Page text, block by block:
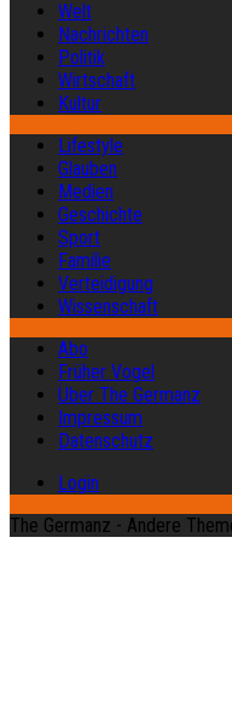
Welt
Nachrichten
Politik
Wirtschaft
Kultur
Lifestyle
Glauben
Medien
Geschichte
Sport
Familie
Verteidigung
Wissenschaft
Abo
Früher Vogel
Über The Germanz
Impressum
Datenschutz
Login
The Germanz - Andere